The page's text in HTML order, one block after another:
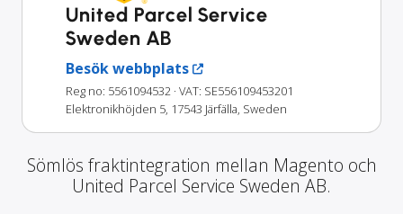
United Parcel Service
Sweden AB
Besök webbplats
Reg no: 5561094532 · VAT: SE556109453201
Elektronikhöjden 5, 17543 Järfälla, Sweden
Sömlös fraktintegration mellan Magento och
United Parcel Service Sweden AB.